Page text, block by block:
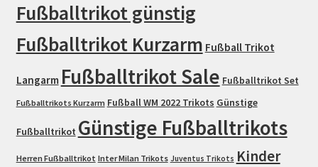
Fußballtrikot günstig
Fußballtrikot Kurzarm Fußball Trikot
Langarm Fußballtrikot Sale Fußballtrikot Set
Fußballtrikots Kurzarm Fußball WM 2022 Trikots Günstige
Fußballtrikot Günstige Fußballtrikots
Herren Fußballtrikot Inter Milan Trikots Juventus Trikots Kinder